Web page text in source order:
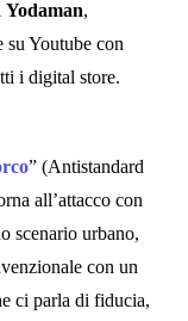
Yodaman,
Youtube con
i digital store.
” (Antistandard
all’attacco con
scenario urbano,
con un
ci parla di fiducia,